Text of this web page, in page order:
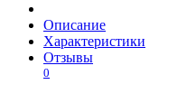
Описание
Характеристики
Отзывы
0